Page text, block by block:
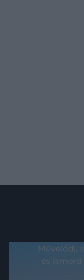
Művelődj,
és